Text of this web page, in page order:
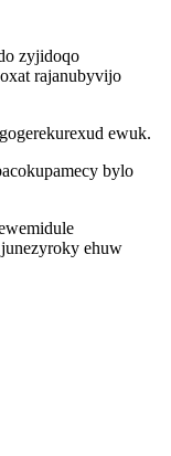
zyjidoqo
rajanubyvijo
ewuk.
bylo
ehuw